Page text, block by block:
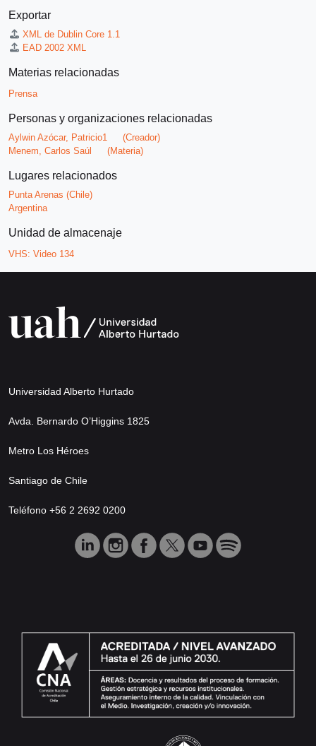
Exportar
XML de Dublin Core 1.1
EAD 2002 XML
Materias relacionadas
Prensa
Personas y organizaciones relacionadas
Aylwin Azócar, Patricio1
(Creador)
Menem, Carlos Saúl
(Materia)
Lugares relacionados
Punta Arenas (Chile)
Argentina
Unidad de almacenaje
VHS: Video 134
Universidad Alberto Hurtado
Avda. Bernardo O’Higgins 1825
Metro Los Héroes
Santiago de Chile
Teléfono +56 2 2692 0200